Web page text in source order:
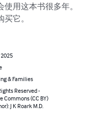
用这本书很多年。
它。
2025
& Families
Reserved -
Commons (CC BY)
J K Roark M.D.